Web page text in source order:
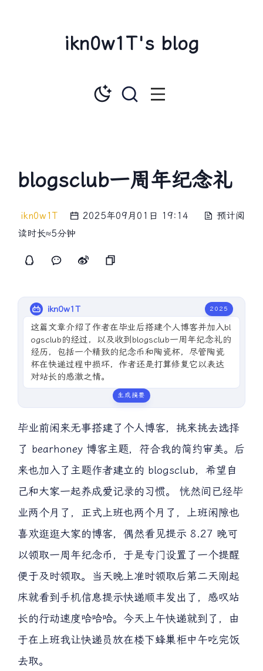
ikn0w1T's blog
blogsclub一周年纪念礼
ikn0w1T 2025年09月01日 19:14
预计阅
读时长≈5分钟
ikn0w1T 2025
这篇文章介绍了作者在毕业后搭建个人博客并加入bl
ogsclub的经过，以及收到blogsclub一周年纪念礼的
经历，包括一个精致的纪念币和陶瓷杯，尽管陶瓷
杯在快递过程中损坏，作者还是打算修复它以表达
对站长的感激之情。
生成摘要
毕业前闲来无事搭建了个人博客，挑来挑去选择
了 bearhoney 博客主题，符合我的简约审美。后
来也加入了主题作者建立的 blogsclub，希望自
己和大家一起养成爱记录的习惯。 恍然间已经毕
业两个月了，正式上班也两个月了，上班闲隙也
喜欢逛逛大家的博客，偶然看见提示 8.27 晚可
以领取一周年纪念币，于是专门设置了一个提醒
便于及时领取。当天晚上准时领取后第二天刚起
床就看到手机信息提示快递顺丰发出了，感叹站
长的行动速度哈哈哈。今天上午快递就到了，由
于在上班我让快递员放在楼下蜂巢柜中午吃完饭
去取。